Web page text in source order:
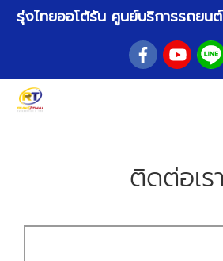
รุ่งไทยออโต้รัน ศูนย์บริการรถยน
ติดต่อเรา